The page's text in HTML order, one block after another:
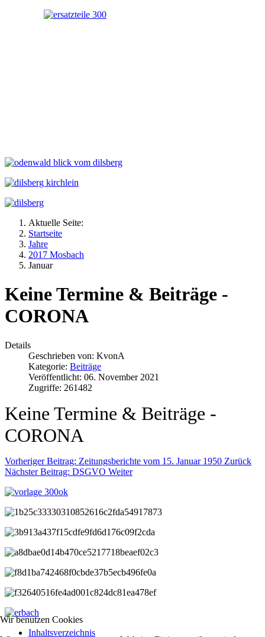
Aktuelle Seite:
Startseite
Jahre
2017 Mosbach
Januar
Keine Termine & Beiträge -
CORONA
Details
Geschrieben von: KvonA
Kategorie: Beiträge
Veröffentlicht: 06. November 2021
Zugriffe: 261482
Keine Termine & Beiträge -
CORONA
Vorheriger Beitrag: Zeitungsberichte vom 15. Januar 1950 Zurück
Nächster Beitrag: DSGVO Weiter
Inhaltsverzeichnis
Wir benutzen Cookies